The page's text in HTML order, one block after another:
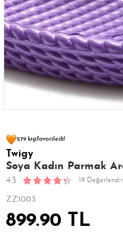
279 kişifavoriledi!
16 kişi
204 kişi
Twigy
Soya Kadın Parmak
4.3 19
ZZ1003
899.90 TL